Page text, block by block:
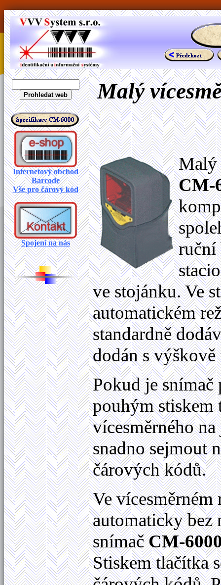
Internetový obchod
Barcode
Vše pro čárový kód
Spojení na nás
Malý
Malý
CM-
ruční
ve stojánku. Ve
automatickém
standardně
dodán s
Pokud je
pouhým stiskem
vícesměrného
snadno sejmout
čárových kódů.
Ve
automaticky bez
snímačCM-
Stiskem tlačítka